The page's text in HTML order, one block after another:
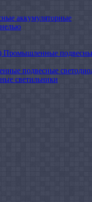
аккумуляторные
Промышленные
подвесные
светильники